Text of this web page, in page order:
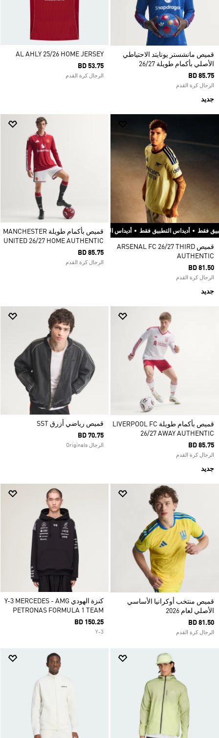
قميص مانشستر يونايتد الاحتياطي
الأصلي بأكمام طويلة 26/27
BD 85.75
الرجال كرة القدم
جديد
AL AHLY 25/26 HOME JERSEY
BD 53.75
الرجال كرة القدم
أديداس التطبيق فقط • أديداس التطبيق فقط • أديداس التطبيق فقط
قميص ARSENAL FC 26/27 THIRD
AUTHENTIC
BD 81.50
الرجال كرة القدم
جديد
قميص بأكمام طويلة MANCHESTER
UNITED 26/27 HOME AUTHENTIC
BD 85.75
الرجال كرة القدم
قميص بأكمام طويلة LIVERPOOL FC
26/27 AWAY AUTHENTIC
BD 85.75
الرجال كرة القدم
جديد
قميص رياضي أزرق SST
BD 70.75
الرجال Originals
قميص منتخب أوكرانيا الأساسي
الأصلي لعام 2026
BD 81.50
الرجال كرة القدم
كنزة الهودي Y-3 MERCEDES - AMG
PETRONAS FORMULA 1 TEAM
BD 150.25
Y-3